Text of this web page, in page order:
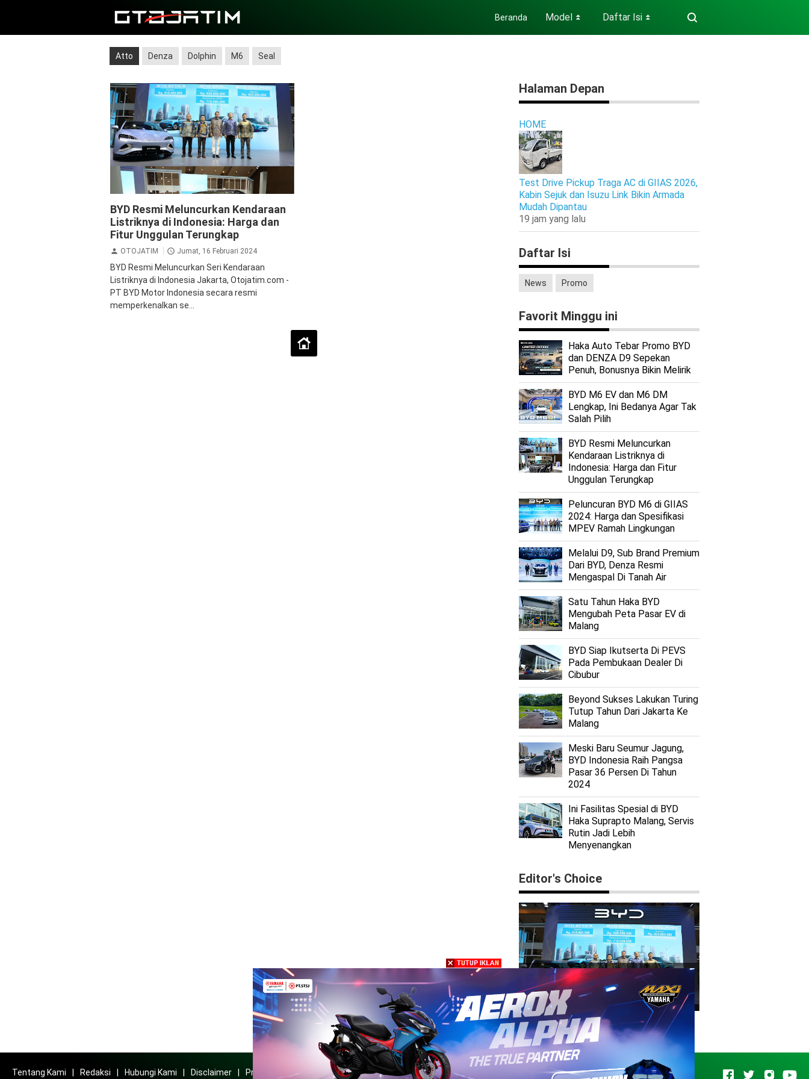
Beranda Model ⏬ Daftar Isi ⏬
Atto Denza Dolphin M6 Seal
BYD Resmi Meluncurkan Kendaraan
Listriknya di Indonesia: Harga dan
Fitur Unggulan Terungkap
OTOJATIM Jumat, 16 Februari 2024
BYD Resmi Meluncurkan Seri Kendaraan
Listriknya di Indonesia Jakarta, Otojatim.com -
PT BYD Motor Indonesia secara resmi
memperkenalkan se...
Halaman Depan
HOME
Test Drive Pickup Traga AC di GIIAS 2026,
Kabin Sejuk dan Isuzu Link Bikin Armada
Mudah Dipantau
19 jam yang lalu
Daftar Isi
News Promo
Favorit Minggu ini
Haka Auto Tebar Promo BYD
dan DENZA D9 Sepekan
Penuh, Bonusnya Bikin Melirik
BYD M6 EV dan M6 DM
Lengkap, Ini Bedanya Agar Tak
Salah Pilih
BYD Resmi Meluncurkan
Kendaraan Listriknya di
Indonesia: Harga dan Fitur
Unggulan Terungkap
Peluncuran BYD M6 di GIIAS
2024: Harga dan Spesifikasi
MPEV Ramah Lingkungan
Melalui D9, Sub Brand Premium
Dari BYD, Denza Resmi
Mengaspal Di Tanah Air
Satu Tahun Haka BYD
Mengubah Peta Pasar EV di
Malang
BYD Siap Ikutserta Di PEVS
Pada Pembukaan Dealer Di
Cibubur
Beyond Sukses Lakukan Turing
Tutup Tahun Dari Jakarta Ke
Malang
Meski Baru Seumur Jagung,
BYD Indonesia Raih Pangsa
Pasar 36 Persen Di Tahun
2024
Ini Fasilitas Spesial di BYD
Haka Suprapto Malang, Servis
Rutin Jadi Lebih
Menyenangkan
Editor's Choice
BYD Resmi Meluncurkan Kendaraan
Listriknya Di Indonesia: Harga Dan
Fitur Unggulan Terungkap
Tentang Kami Redaksi Hubungi Kami Disclaimer Privacy Policy HOME